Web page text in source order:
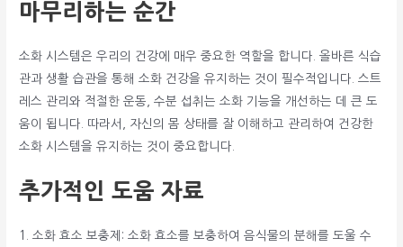
마무리하는 순간
소화 시스템은 우리의 건강에 매우 중요한 역할을 합니다. 올바른 식습
관과 생활 습관을 통해 소화 건강을 유지하는 것이 필수적입니다. 스트
레스 관리와 적절한 운동, 수분 섭취는 소화 기능을 개선하는 데 큰 도
움이 됩니다. 따라서, 자신의 몸 상태를 잘 이해하고 관리하여 건강한
소화 시스템을 유지하는 것이 중요합니다.
추가적인 도움 자료
1. 소화 효소 보충제: 소화 효소를 보충하여 음식물의 분해를 도울 수